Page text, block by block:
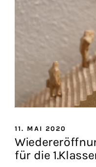
11. MAI 2020
für die